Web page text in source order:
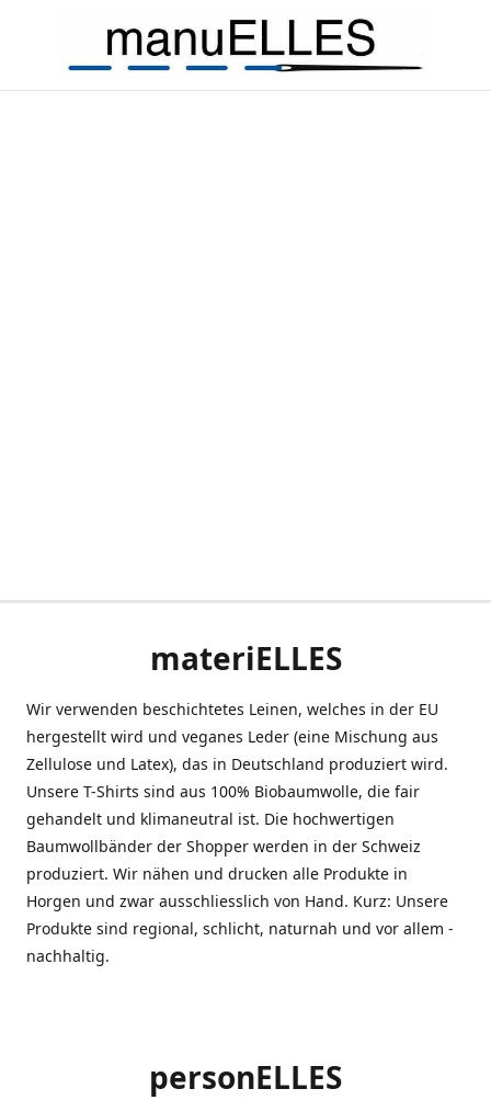
materiELLES
Wir verwenden beschichtetes Leinen, welches in der EU
hergestellt wird und veganes Leder (eine Mischung aus
Zellulose und Latex), das in Deutschland produziert wird.
Unsere T-Shirts sind aus 100% Biobaumwolle, die fair
gehandelt und klimaneutral ist. Die hochwertigen
Baumwollbänder der Shopper werden in der Schweiz
produziert. Wir nähen und drucken alle Produkte in
Horgen und zwar ausschliesslich von Hand. Kurz: Unsere
Produkte sind regional, schlicht, naturnah und vor allem -
nachhaltig.
personELLES